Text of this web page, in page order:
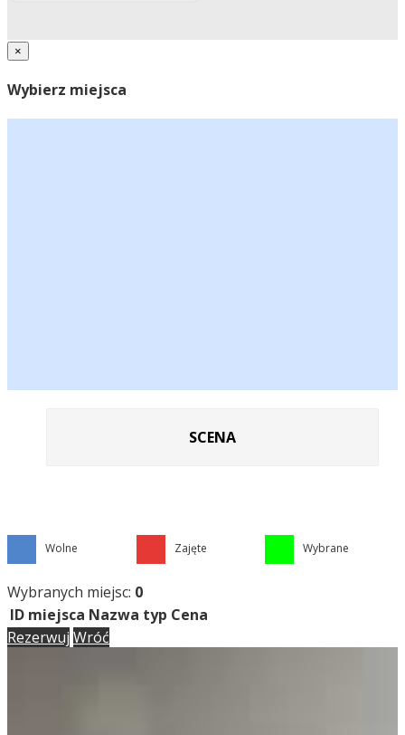
×
Wybierz miejsca
SCENA
Wolne Zajęte Wybrane
Wybranych miejsc: 0
ID miejsca Nazwa typ Cena
Rezerwuj Wróć